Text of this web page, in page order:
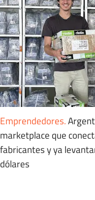
Emprendedores.
marketplace que
fabricantes y ya
dólares